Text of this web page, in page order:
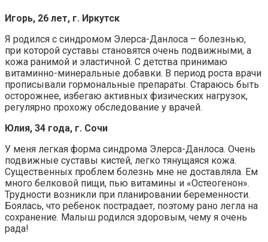
Игорь, 26 лет, г. Иркутск
Я родился с синдромом Элерса-Данлоса – болезнью,
при которой суставы становятся очень подвижными, а
кожа ранимой и эластичной. С детства принимаю
витаминно-минеральные добавки. В период роста врачи
прописывали гормональные препараты. Стараюсь быть
осторожнее, избегаю активных физических нагрузок,
регулярно прохожу обследование у врачей.
Юлия, 34 года, г. Сочи
У меня легкая форма синдрома Элерса-Данлоса. Очень
подвижные суставы кистей, легко тянущаяся кожа.
Существенных проблем болезнь мне не доставляла. Ем
много белковой пищи, пью витамины и «Остеогенон».
Трудности возникли при планировании беременности.
Боялась, что ребенок пострадает, поэтому рано легла на
сохранение. Малыш родился здоровым, чему я очень
рада!